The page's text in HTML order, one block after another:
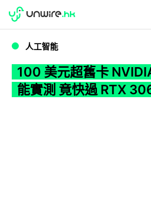
WWDC 2026
人工智能
100 美元超舊卡
能實測 竟快過 RTX